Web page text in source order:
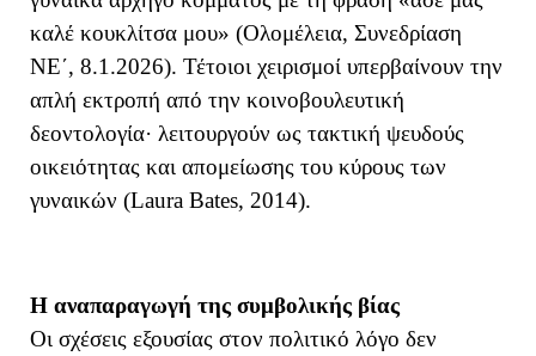
καλέ κουκλίτσα μου» (Ολομέλεια, Συνεδρίαση
ΝΕ΄, 8.1.2026). Τέτοιοι χειρισμοί υπερβαίνουν την
απλή εκτροπή από την κοινοβουλευτική
δεοντολογία· λειτουργούν ως τακτική ψευδούς
οικειότητας και απομείωσης του κύρους των
γυναικών (Laura Bates, 2014).
Η αναπαραγωγή της συμβολικής βίας
Οι σχέσεις εξουσίας στον πολιτικό λόγο δεν